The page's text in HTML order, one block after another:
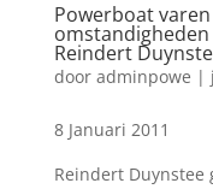
Powerboat
Reindert
door adminpowe |
8 Januari 2011
Reindert